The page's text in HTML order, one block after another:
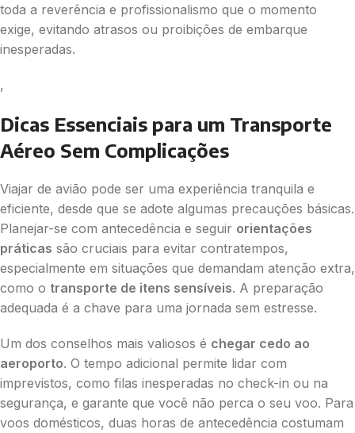
toda a reverência e profissionalismo que o momento
exige, evitando atrasos ou proibições de embarque
inesperadas.
,
Dicas Essenciais para um Transporte
Aéreo Sem Complicações
Viajar de avião pode ser uma experiência tranquila e
eficiente, desde que se adote algumas precauções básicas.
Planejar-se com antecedência e seguir orientações
práticas são cruciais para evitar contratempos,
especialmente em situações que demandam atenção extra,
como o transporte de itens sensíveis. A preparação
adequada é a chave para uma jornada sem estresse.
Um dos conselhos mais valiosos é chegar cedo ao
aeroporto. O tempo adicional permite lidar com
imprevistos, como filas inesperadas no check-in ou na
segurança, e garante que você não perca o seu voo. Para
voos domésticos, duas horas de antecedência costumam